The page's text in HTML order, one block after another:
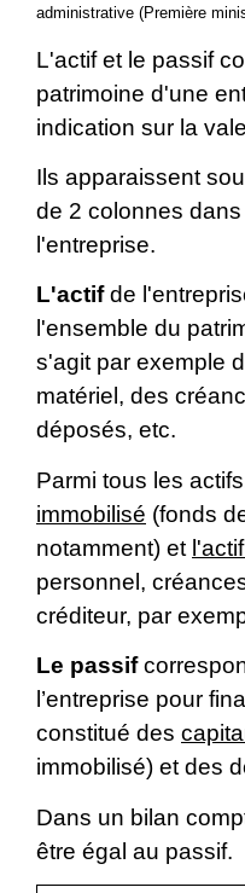
administrative (Première
L'actif et le passif
patrimoine d'une
indication sur la
Ils apparaissent
de 2 colonnes dans
l'entreprise.
L'actifde
l'ensemble du
s'agit par exemple
matériel, des
déposés, etc.
Parmi tous les
immobilisé (fonds
notamment) et
personnel,
créditeur, par
Le passif
l’entreprise pour
constitué des
immobilisé) et des
Dans un bilan
être égal au passif.